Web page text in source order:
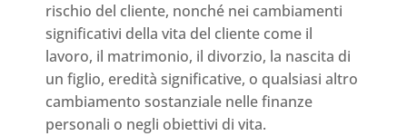
rischio del cliente, nonché nei cambiamenti
significativi della vita del cliente come il
lavoro, il matrimonio, il divorzio, la nascita di
un figlio, eredità significative, o qualsiasi altro
cambiamento sostanziale nelle finanze
personali o negli obiettivi di vita.